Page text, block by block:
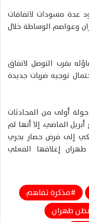
عدة مسودات لاتفاقات
وعواصم الوساطة خلال
بقرب التوصل لاتفاق
توجيه ضربات جديدة
جولة أولى من المحادثات
الماضي، إلا أنها لم
إلى فرض حصار بحري
طهران إغلاقها الفعلي
مذكرة تفاهم
طهران